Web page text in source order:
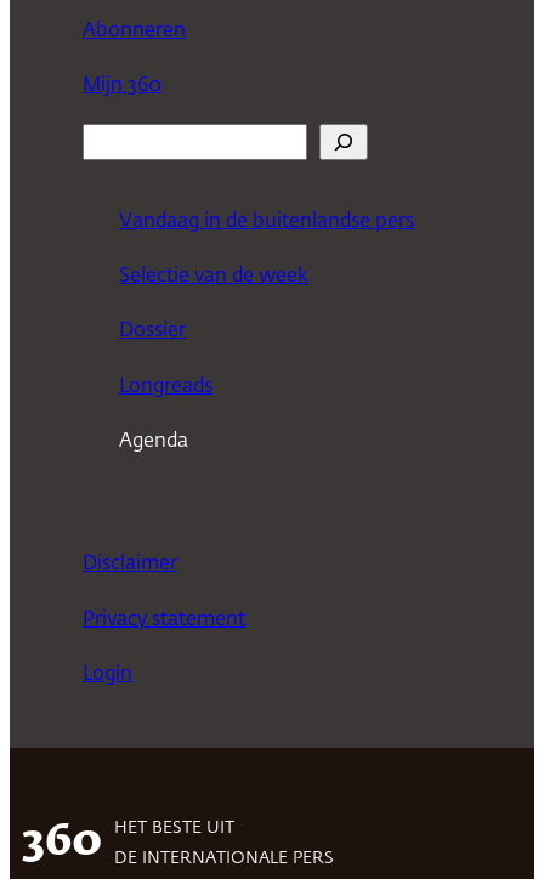
Abonneren
Mijn 360
Vandaag in de buitenlandse pers
Selectie van de week
Dossier
Longreads
Agenda
Disclaimer
Privacy statement
Login
360
HET BESTE UIT
DE INTERNATIONALE PERS